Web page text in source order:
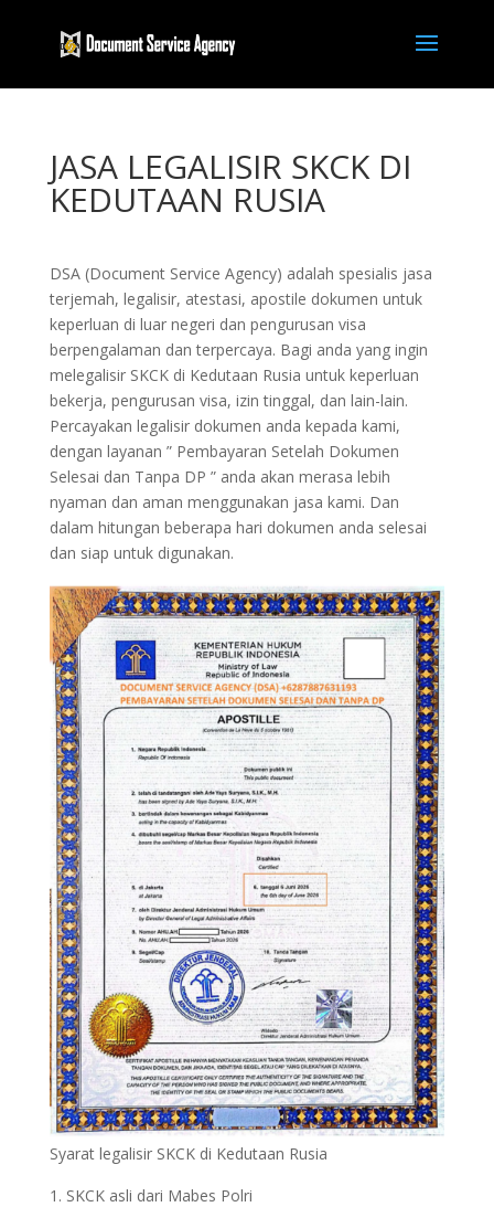
JASA LEGALISIR SKCK DI
KEDUTAAN RUSIA
DSA (Document Service Agency) adalah spesialis jasa
terjemah, legalisir, atestasi, apostile dokumen untuk
keperluan di luar negeri dan pengurusan visa
berpengalaman dan terpercaya. Bagi anda yang ingin
melegalisir SKCK di Kedutaan Rusia untuk keperluan
bekerja, pengurusan visa, izin tinggal, dan lain-lain.
Percayakan legalisir dokumen anda kepada kami,
dengan layanan ” Pembayaran Setelah Dokumen
Selesai dan Tanpa DP ” anda akan merasa lebih
nyaman dan aman menggunakan jasa kami. Dan
dalam hitungan beberapa hari dokumen anda selesai
dan siap untuk digunakan.
Syarat legalisir SKCK di Kedutaan Rusia
SKCK asli dari Mabes Polri